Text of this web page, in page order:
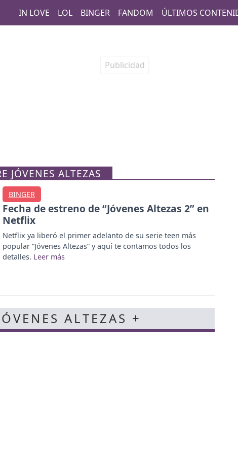
IN LOVE LOL BINGER FANDOM ÚLTIMOS
JÓVENES ALTEZAS
BINGER
Fecha de estreno de “Jóvenes Altezas 2” en
Netflix
Netflix ya liberó el primer adelanto de su serie teen más
popular “Jóvenes Altezas” y aquí te contamos todos los
detalles.
ALTEZAS +